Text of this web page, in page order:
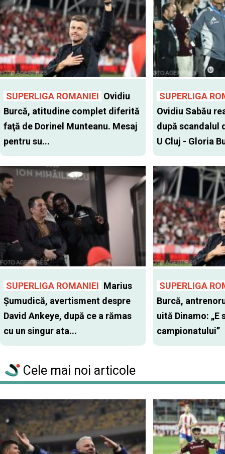
SUPERLIGA ROMANIEI Ovidiu
Burcă, atitudine complet diferită
faţă de Dorinel Munteanu. Mesaj
pentru su...
SUPERLIGA
Ovidiu Sabău
după scandalul
U Cluj - Gloria
SUPERLIGA ROMANIEI Marius
Şumudică, avertisment despre
David Ankeye, după ce a rămas
cu un singur ata...
SUPERLIGA
Burcă,
uită Dinamo: „E
campionatului”
Cele mai noi articole